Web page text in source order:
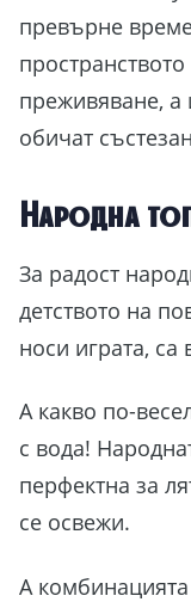
превърне
преживяване, а
обичат
Народна
За радост
детството на
носи играта,
А какво по-
с вода!
перфектна за
се освежи.
А